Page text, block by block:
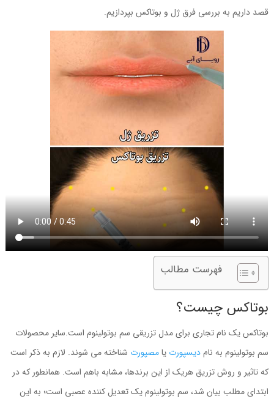
قصد داریم به بررسی فرق ژل و بوتاکس بپردازیم.
فهرست مطالب
بوتاکس چیست؟
بوتاکس یک نام تجاری برای مدل تزریقی سم بوتولینوم است.سایر محصولات
سم بوتولینوم به نامدیسپورت یامصپورت شناخته می شوند. لازم به ذکر است
که تاثیر و روش تزریق هریک از این برندها، مشابه باهم است. همانطور که در
ابتدای مطلب بیان شد، سم بوتولینوم یک تعدیل کننده عصبی است؛ به این